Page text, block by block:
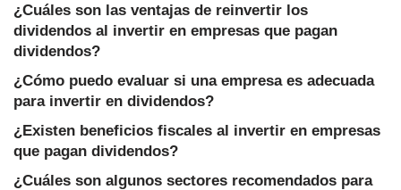
¿Cuáles son las ventajas de reinvertir los
dividendos al invertir en empresas que pagan
dividendos?
¿Cómo puedo evaluar si una empresa es adecuada
para invertir en dividendos?
¿Existen beneficios fiscales al invertir en empresas
que pagan dividendos?
¿Cuáles son algunos sectores recomendados para